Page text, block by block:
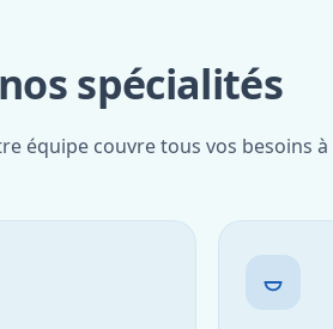
spécialités
équipe couvre tous vos besoins à